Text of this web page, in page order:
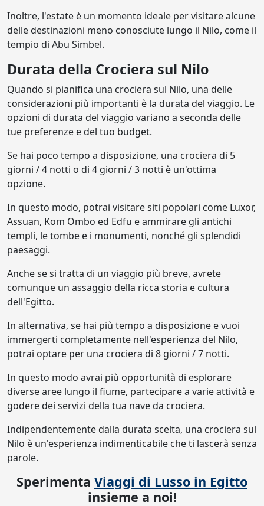
Inoltre, l'estate è un momento ideale per visitare alcune
delle destinazioni meno conosciute lungo il Nilo, come il
tempio di Abu Simbel.
Durata della Crociera sul Nilo
Quando si pianifica una crociera sul Nilo, una delle
considerazioni più importanti è la durata del viaggio. Le
opzioni di durata del viaggio variano a seconda delle
tue preferenze e del tuo budget.
Se hai poco tempo a disposizione, una crociera di 5
giorni / 4 notti o di 4 giorni / 3 notti è un'ottima
opzione.
In questo modo, potrai visitare siti popolari come Luxor,
Assuan, Kom Ombo ed Edfu e ammirare gli antichi
templi, le tombe e i monumenti, nonché gli splendidi
paesaggi.
Anche se si tratta di un viaggio più breve, avrete
comunque un assaggio della ricca storia e cultura
dell'Egitto.
In alternativa, se hai più tempo a disposizione e vuoi
immergerti completamente nell'esperienza del Nilo,
potrai optare per una crociera di 8 giorni / 7 notti.
In questo modo avrai più opportunità di esplorare
diverse aree lungo il fiume, partecipare a varie attività e
godere dei servizi della tua nave da crociera.
Indipendentemente dalla durata scelta, una crociera sul
Nilo è un'esperienza indimenticabile che ti lascerà senza
parole.
Sperimenta Viaggi di Lusso in Egitto
insieme a noi!